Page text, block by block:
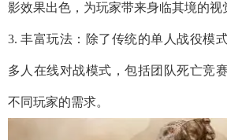
影效果出色，为玩家带来身临其境的视
3. 丰富玩法：除了传统的单人战役模
多人在线对战模式，包括团队死亡竞
不同玩家的需求。